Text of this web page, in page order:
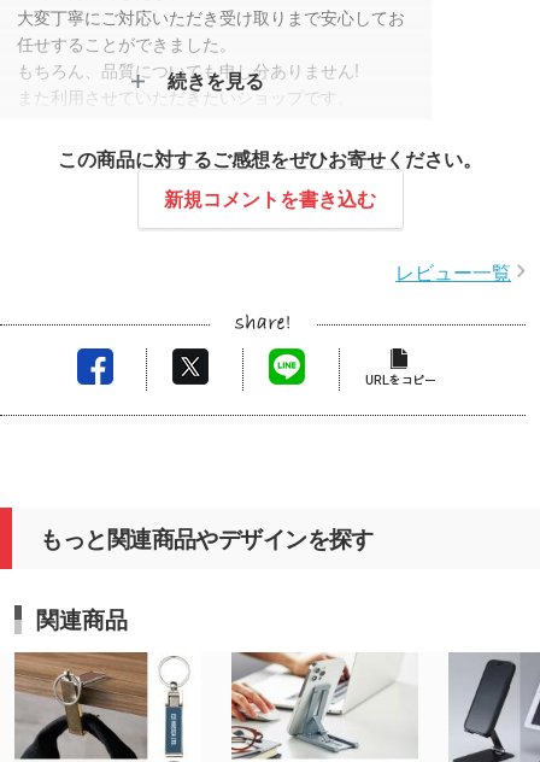
大変丁寧にご対応いただき受け取りまで安心してお
任せすることができました。
もちろん、品質についても申し分ありません!
また利用させていただきたいショップです。
続きを見る
この商品に対するご感想をぜひお寄せください。
新規コメントを書き込む
レビュー一覧
もっと関連商品やデザインを探す
関連商品